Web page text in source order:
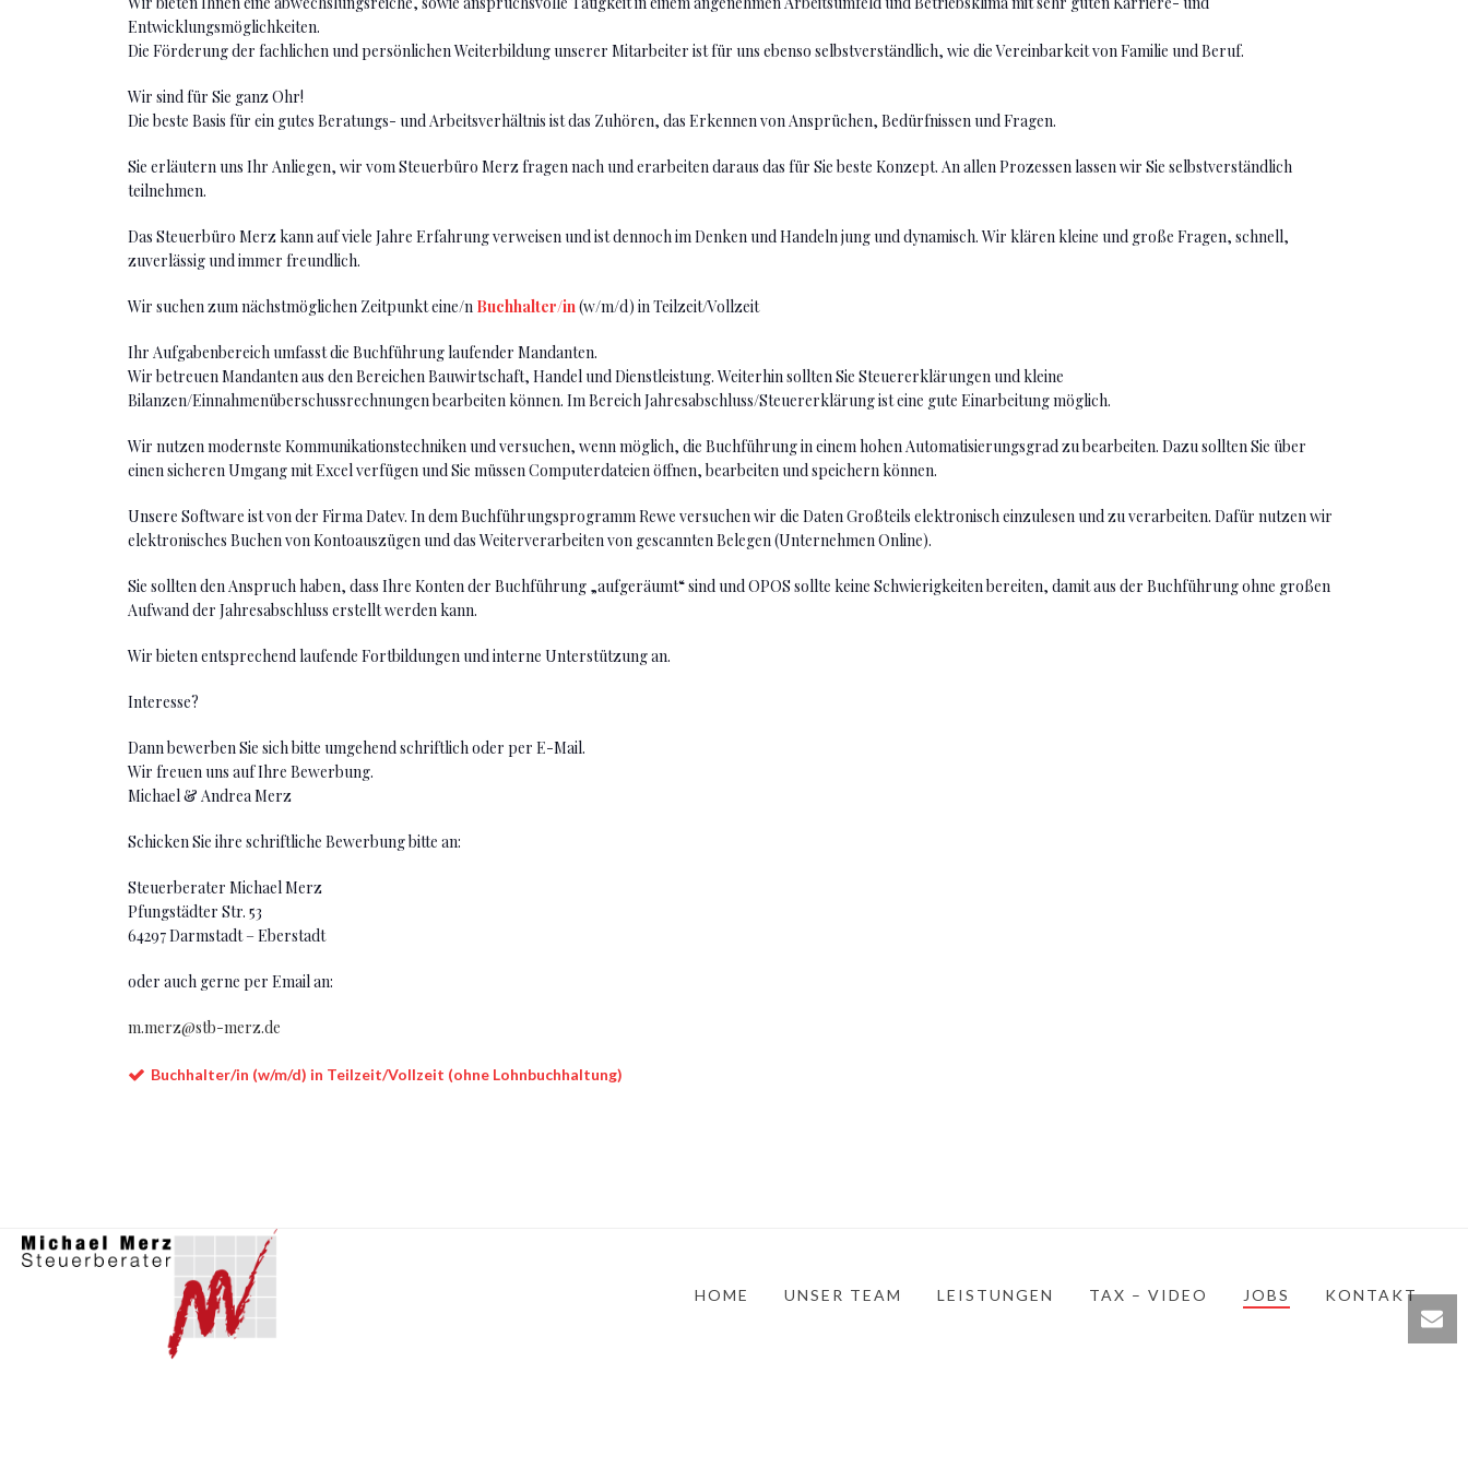
Entwicklungsmöglichkeiten.
Die Förderung der fachlichen und persönlichen Weiterbildung unserer Mitarbeiter ist für uns ebenso selbstverständlich, wie die Vereinbarkeit von Familie und Beruf.
Wir sind für Sie ganz Ohr!
Die beste Basis für ein gutes Beratungs- und Arbeitsverhältnis ist das Zuhören, das Erkennen von Ansprüchen, Bedürfnissen und Fragen.
Sie erläutern uns Ihr Anliegen, wir vom Steuerbüro Merz fragen nach und erarbeiten daraus das für Sie beste Konzept. An allen Prozessen lassen wir Sie selbstverständlich
teilnehmen.
Das Steuerbüro Merz kann auf viele Jahre Erfahrung verweisen und ist dennoch im Denken und Handeln jung und dynamisch. Wir klären kleine und große Fragen, schnell,
zuverlässig und immer freundlich.
Wir suchen zum nächstmöglichen Zeitpunkt eine/n Buchhalter/in (w/m/d) in Teilzeit/Vollzeit
Ihr Aufgabenbereich umfasst die Buchführung laufender Mandanten.
Wir betreuen Mandanten aus den Bereichen Bauwirtschaft, Handel und Dienstleistung. Weiterhin sollten Sie Steuererklärungen und kleine
Bilanzen/Einnahmenüberschussrechnungen bearbeiten können. Im Bereich Jahresabschluss/Steuererklärung ist eine gute Einarbeitung möglich.
Wir nutzen modernste Kommunikationstechniken und versuchen, wenn möglich, die Buchführung in einem hohen Automatisierungsgrad zu bearbeiten. Dazu sollten Sie über
einen sicheren Umgang mit Excel verfügen und Sie müssen Computerdateien öffnen, bearbeiten und speichern können.
Unsere Software ist von der Firma Datev. In dem Buchführungsprogramm Rewe versuchen wir die Daten Großteils elektronisch einzulesen und zu verarbeiten. Dafür nutzen wir
elektronisches Buchen von Kontoauszügen und das Weiterverarbeiten von gescannten Belegen (Unternehmen Online).
Sie sollten den Anspruch haben, dass Ihre Konten der Buchführung „aufgeräumt“ sind und OPOS sollte keine Schwierigkeiten bereiten, damit aus der Buchführung ohne großen
Aufwand der Jahresabschluss erstellt werden kann.
Wir bieten entsprechend laufende Fortbildungen und interne Unterstützung an.
Interesse?
Dann bewerben Sie sich bitte umgehend schriftlich oder per E-Mail.
Wir freuen uns auf Ihre Bewerbung.
Michael & Andrea Merz
Schicken Sie ihre schriftliche Bewerbung bitte an:
Steuerberater Michael Merz
Pfungstädter Str. 53
64297 Darmstadt – Eberstadt
oder auch gerne per Email an:
m.merz@stb-merz.de
Buchhalter/in (w/m/d) in Teilzeit/Vollzeit (ohne Lohnbuchhaltung)
HOME UNSER TEAM LEISTUNGEN TAX – VIDEO JOBS KONTAKT